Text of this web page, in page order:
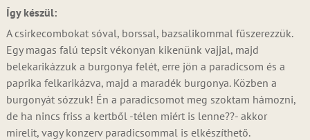
Így készül:
A csirkecombokat sóval, borssal, bazsalikommal fűszerezzük.
Egy magas falú tepsit vékonyan kikenünk vajjal, majd
belekarikázzuk a burgonya felét, erre jön a paradicsom és a
paprika felkarikázva, majd a maradék burgonya. Közben a
burgonyát sózzuk! Én a paradicsomot meg szoktam hámozni,
de ha nincs friss a kertből -télen miért is lenne??- akkor
mirelit, vagy konzerv paradicsommal is elkészíthető.